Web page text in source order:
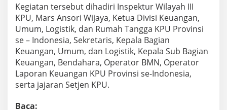
Kegiatan tersebut dihadiri Inspektur Wilayah III
KPU, Mars Ansori Wijaya, Ketua Divisi Keuangan,
Umum, Logistik, dan Rumah Tangga KPU Provinsi
se – Indonesia, Sekretaris, Kepala Bagian
Keuangan, Umum, dan Logistik, Kepala Sub Bagian
Keuangan, Bendahara, Operator BMN, Operator
Laporan Keuangan KPU Provinsi se-Indonesia,
serta jajaran Setjen KPU.
Baca: